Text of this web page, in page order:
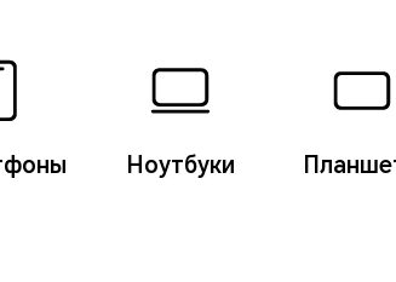
Ноутбуки